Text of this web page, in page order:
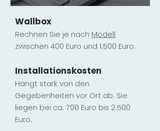
Wallbox
Rechnen Sie je nach Modell
zwischen 400 Euro und 1.500 Euro.
Installationskosten
Hängt stark von den
Gegebenheiten vor Ort ab. Sie
liegen bei ca. 700 Euro bis 2.500
Euro.